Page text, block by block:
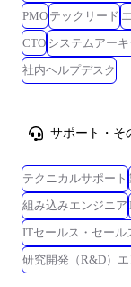
PMO テックリード
CTO システムアーキ
社内ヘルプデスク
サポート・そ
テクニカルサポート
組み込みエンジニア
ITセールス・セール
研究開発（R&D）